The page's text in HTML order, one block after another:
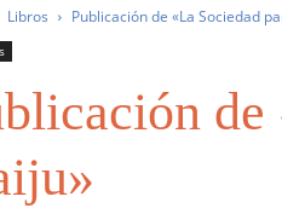
Libros Publicación de «La Sociedad
de